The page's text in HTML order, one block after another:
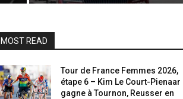
MOST READ
Tour de France Femmes 2026,
étape 6 – Kim Le Court-Pienaar
gagne à Tournon, Reusser en